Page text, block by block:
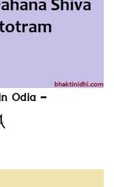
Odia –